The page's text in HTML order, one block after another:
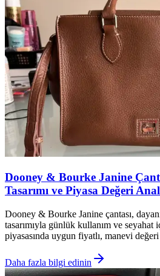
Dooney & Bourke Janine
Tasarımı ve Piyasa Değeri
Dooney & Bourke Janine çantası,
tasarımıyla günlük kullanım ve
piyasasında uygun fiyatlı, manevi
Daha fazla bilgi edinin